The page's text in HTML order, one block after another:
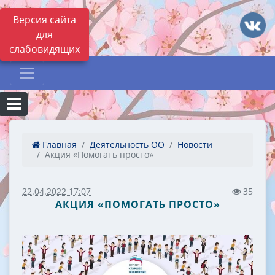
Версия сайта
для
слабовидящих
Главная Деятельность ОО
Новости
Акция «Помогать просто»
22.04.2022 17:07 35
АКЦИЯ «ПОМОГАТЬ ПРОСТО»